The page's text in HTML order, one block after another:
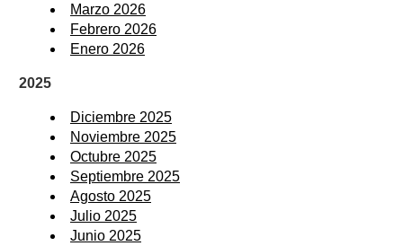
Marzo 2026
Febrero 2026
Enero 2026
2025
Diciembre 2025
Noviembre 2025
Octubre 2025
Septiembre 2025
Agosto 2025
Julio 2025
Junio 2025